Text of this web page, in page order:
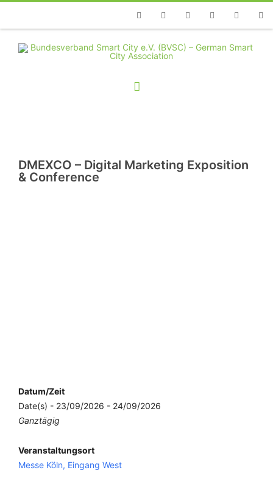
TelefonFacebookTwitterYoutubeInstagramLinkedin
DMEXCO – Digital Marketing Exposition
& Conference
Datum/Zeit
Date(s) - 23/09/2026 - 24/09/2026
Ganztägig
Veranstaltungsort
Messe Köln, Eingang West